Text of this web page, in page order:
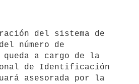
número de
a cargo de la
de Identificación
asesorada por la